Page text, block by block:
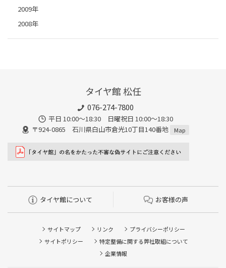
2009年
2008年
タイヤ館 松任
076-274-7800
平日 10:00～18:30 日曜祝日 10:00～18:30
〒924-0865 石川県白山市倉光10丁目140番地
Map
タイヤ館について お客様の声
サイトマップ リンク
プライバシーポリシー
サイトポリシー
特定整備に関する弊社取組について
企業情報